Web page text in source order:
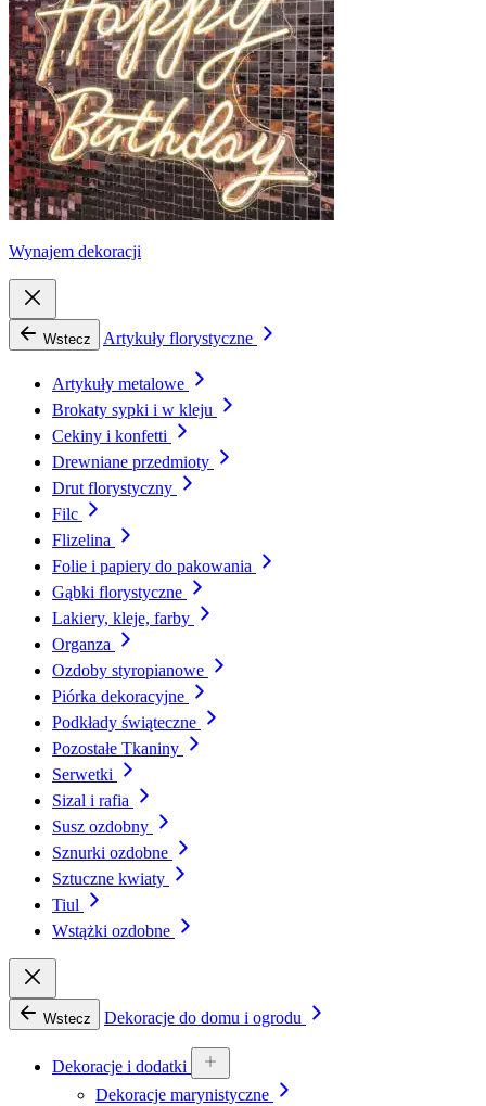
Wynajem dekoracji
Wstecz Artykuły florystyczne
Artykuły metalowe
Brokaty sypki i w kleju
Cekiny i konfetti
Drewniane przedmioty
Drut florystyczny
Filc
Flizelina
Folie i papiery do pakowania
Gąbki florystyczne
Lakiery, kleje, farby
Organza
Ozdoby styropianowe
Piórka dekoracyjne
Podkłady świąteczne
Pozostałe Tkaniny
Serwetki
Sizal i rafia
Susz ozdobny
Sznurki ozdobne
Sztuczne kwiaty
Tiul
Wstążki ozdobne
Wstecz Dekoracje do domu i ogrodu
Dekoracje i dodatki
Dekoracje marynistyczne